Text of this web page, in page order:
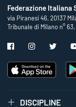
Federazione Italiana
via Piranesi 46, 20137
Tribunale di Milano n° 63,
DISCIPLINE